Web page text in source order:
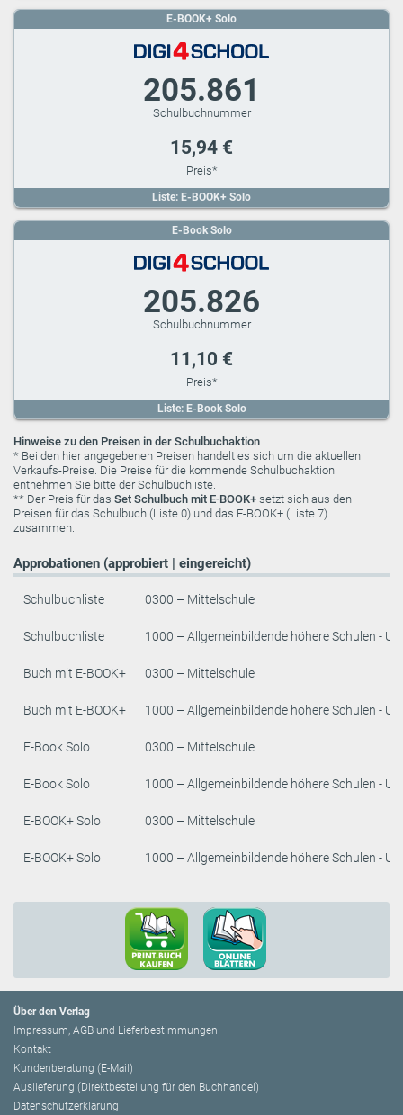
Liste: E-BOOK+ Solo
E-BOOK+ Solo
205.861
15,94 €
Liste: E-Book Solo
E-Book Solo
205.826
11,10 €
Hinweise zu den Preisen in der Schulbuchaktion
* Bei den hier angegebenen Preisen handelt es sich um die aktuellen
Verkaufs-Preise. Die Preise für die kommende Schulbuchaktion
entnehmen Sie bitte der Schulbuchliste.
** Der Preis für das Set Schulbuch mit E-BOOK+ setzt sich aus den
Preisen für das Schulbuch (Liste 0) und das E-BOOK+ (Liste 7)
zusammen.
Approbationen (approbiert | eingereicht)
Schulbuchliste 0300 – Mittelschule
Schulbuchliste 1000 – Allgemeinbildende höhere Schulen -
Buch mit E-BOOK+ 0300 – Mittelschule
Buch mit E-BOOK+ 1000 – Allgemeinbildende höhere Schulen -
E-Book Solo 0300 – Mittelschule
E-Book Solo 1000 – Allgemeinbildende höhere Schulen -
E-BOOK+ Solo 0300 – Mittelschule
E-BOOK+ Solo 1000 – Allgemeinbildende höhere Schulen -
Über den Verlag
Impressum, AGB und Lieferbestimmungen
Kontakt
Kundenberatung (E-Mail)
Auslieferung (Direktbestellung für den Buchhandel)
Datenschutzerklärung